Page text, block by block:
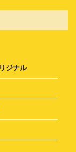
ジナル